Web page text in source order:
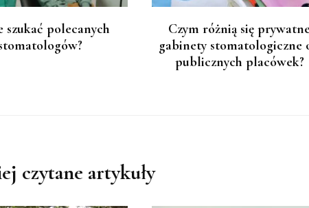
szukać polecanych
Czym różnią się
gabinety stomatologiczne
publicznych placówek?
czytane artykuły